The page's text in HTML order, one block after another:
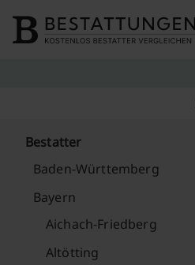
Bestatter
Baden-Württemberg
Bayern
Aichach-Friedberg
Altötting